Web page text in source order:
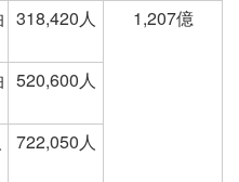
318,420人 1,207億
520,600人
722,050人